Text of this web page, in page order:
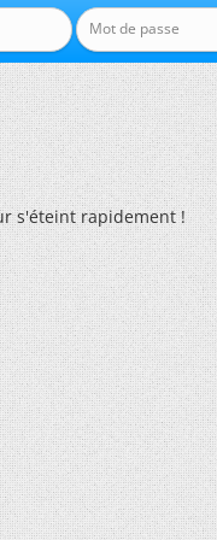
s'éteint rapidement !